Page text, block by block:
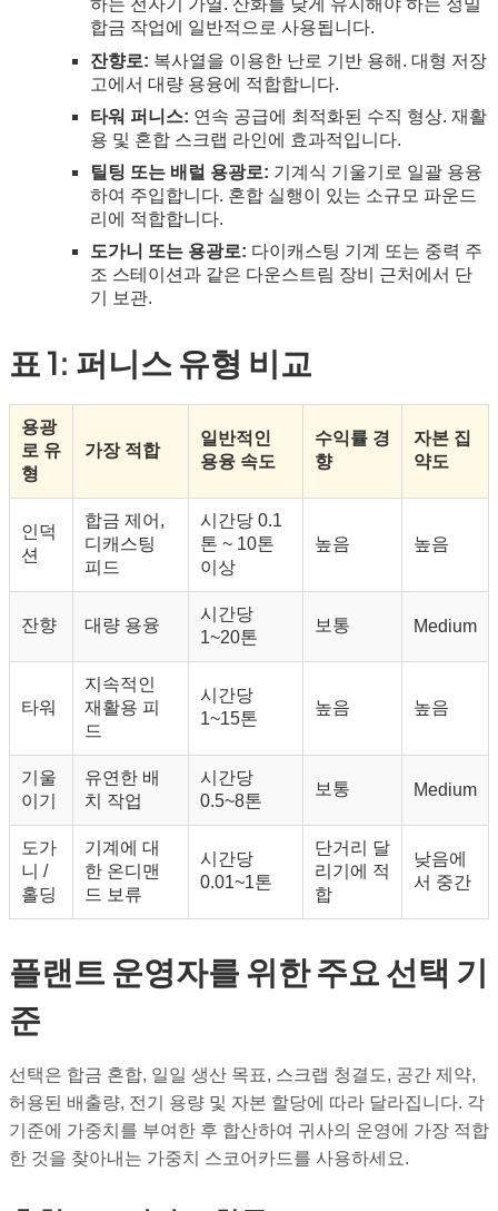
하는 전자기 가열. 산화를 낮게 유지해야 하는 정밀
합금 작업에 일반적으로 사용됩니다.
잔향로: 복사열을 이용한 난로 기반 용해. 대형 저장
고에서 대량 용융에 적합합니다.
타워 퍼니스: 연속 공급에 최적화된 수직 형상. 재활
용 및 혼합 스크랩 라인에 효과적입니다.
틸팅 또는 배럴 용광로: 기계식 기울기로 일괄 용융
하여 주입합니다. 혼합 실행이 있는 소규모 파운드
리에 적합합니다.
도가니 또는 용광로: 다이캐스팅 기계 또는 중력 주
조 스테이션과 같은 다운스트림 장비 근처에서 단
기 보관.
표 1: 퍼니스 유형 비교
용광
로 유
형
가장 적합
일반적인
용융 속도
수익률 경
향
자본 집
약도
인덕
션
합금 제어,
디캐스팅
피드
시간당 0.1
톤 ~ 10톤
이상
높음 높음
잔향 대량 용융
시간당
1~20톤
보통 Medium
타워
지속적인
재활용 피
드
시간당
1~15톤
높음 높음
기울
이기
유연한 배
치 작업
시간당
0.5~8톤
보통 Medium
도가
니 /
홀딩
기계에 대
한 온디맨
드 보류
시간당
0.01~1톤
단거리 달
리기에 적
합
낮음에
서 중간
플랜트 운영자를 위한 주요 선택 기
준
선택은 합금 혼합, 일일 생산 목표, 스크랩 청결도, 공간 제약,
허용된 배출량, 전기 용량 및 자본 할당에 따라 달라집니다. 각
기준에 가중치를 부여한 후 합산하여 귀사의 운영에 가장 적합
한 것을 찾아내는 가중치 스코어카드를 사용하세요.